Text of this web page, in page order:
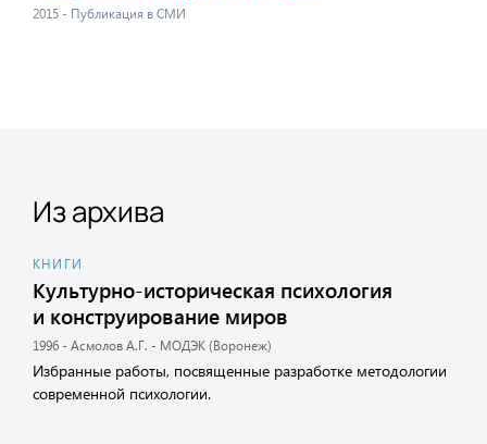
2015 - Публикация в СМИ
Из архива
КНИГИ
Культурно-историческая психология
и конструирование миров
Избранные работы, посвященные разработке методологии
современной психологии.
1996 - Асмолов А.Г. - МОДЭК (Воронеж)